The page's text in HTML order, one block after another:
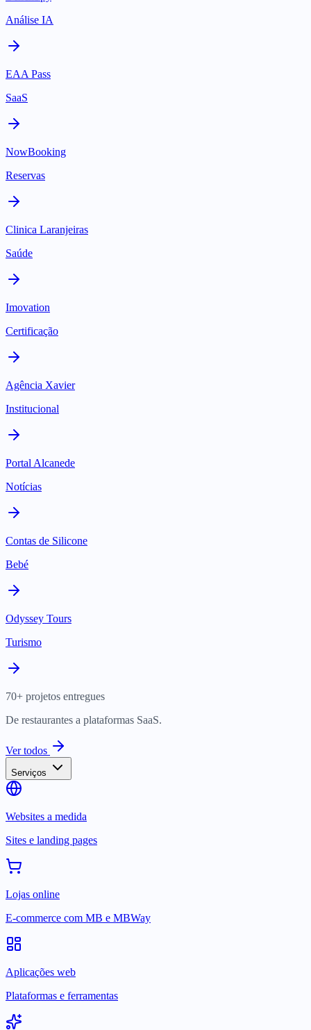
Análise IA
EAA Pass
SaaS
NowBooking
Reservas
Clinica Laranjeiras
Saúde
Imovation
Certificação
Agência Xavier
Institucional
Portal Alcanede
Notícias
Contas de Silicone
Bebé
Odyssey Tours
Turismo
70+ projetos entregues
De restaurantes a plataformas SaaS.
Ver todos
Serviços
Websites a medida
Sites e landing pages
Lojas online
E-commerce com MB e MBWay
Aplicações web
Plataformas e ferramentas